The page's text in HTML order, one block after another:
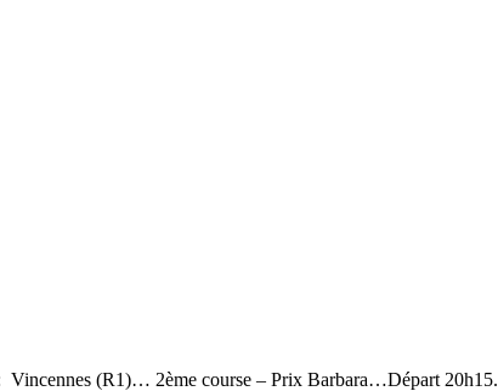
Vincennes (R1)… 2ème course – Prix Barbara…Départ 20h15.